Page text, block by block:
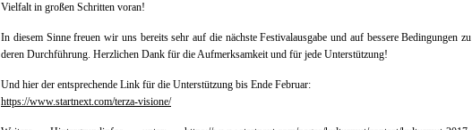
Vielfalt in großen Schritten voran!
In diesem Sinne freuen wir uns bereits sehr auf die nächste Festivalausgabe und auf bessere Bedingungen zu
deren Durchführung. Herzlichen Dank für die Aufmerksamkeit und für jede Unterstützung!
Und hier der entsprechende Link für die Unterstützung bis Ende Februar:
https://www.startnext.com/terza-visione/